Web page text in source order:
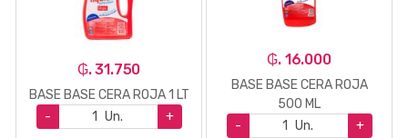
₲. 31.750
BASE BASE CERA ROJA 1 LT
-
Un. +
₲. 16.000
BASE BASE CERA ROJA
500 ML
-
Un. +